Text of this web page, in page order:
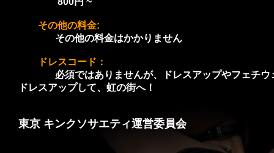
その他の料金:
その他の料金はかかりません
ドレスコード：
必須ではありませんが、ドレスアップやフェチウェ
ドレスアップして、虹の街へ！
東京 キンクソサエティ運営委員会